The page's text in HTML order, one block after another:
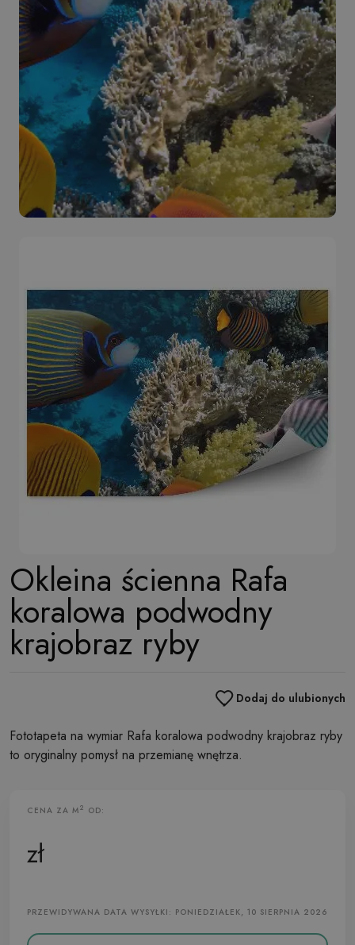
Okleina ścienna Rafa
koralowa podwodny
krajobraz ryby
Dodaj do ulubionych
Fototapeta na wymiar Rafa koralowa podwodny krajobraz ryby
to oryginalny pomysł na przemianę wnętrza.
CENA ZA M2 OD:
zł
PRZEWIDYWANA DATA WYSYŁKI: PONIEDZIAŁEK, 10 SIERPNIA 2026